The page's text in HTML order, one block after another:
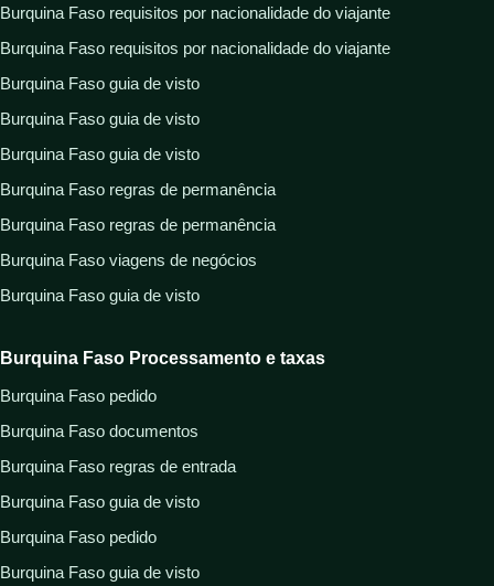
Burquina Faso requisitos por nacionalidade do viajante
Burquina Faso requisitos por nacionalidade do viajante
Burquina Faso guia de visto
Burquina Faso guia de visto
Burquina Faso guia de visto
Burquina Faso regras de permanência
Burquina Faso regras de permanência
Burquina Faso viagens de negócios
Burquina Faso guia de visto
Burquina Faso Processamento e taxas
Burquina Faso pedido
Burquina Faso documentos
Burquina Faso regras de entrada
Burquina Faso guia de visto
Burquina Faso pedido
Burquina Faso guia de visto